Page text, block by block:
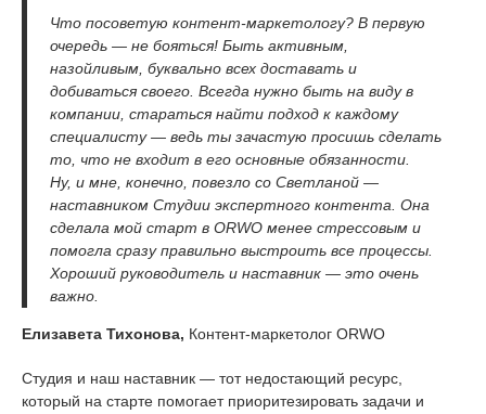
Что посоветую контент-маркетологу? В первую
очередь — не бояться! Быть активным,
назойливым, буквально всех доставать и
добиваться своего. Всегда нужно быть на виду в
компании, стараться найти подход к каждому
специалисту — ведь ты зачастую просишь сделать
то, что не входит в его основные обязанности.
Ну, и мне, конечно, повезло со Светланой —
наставником Студии экспертного контента. Она
сделала мой старт в ORWO менее стрессовым и
помогла сразу правильно выстроить все процессы.
Хороший руководитель и наставник — это очень
важно.
Елизавета Тихонова, Контент-маркетолог ORWO
Студия и наш наставник — тот недостающий ресурс,
который на старте помогает приоритезировать задачи и